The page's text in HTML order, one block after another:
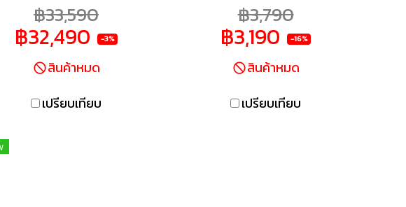
ดีทีวี จาก SONY อัจฉริยภาพ
เพื่อความสมบูรณ์แบบที่ถูก
อกแบบให้มีรูปลักษณ์สวยงาม
เรียบหรู พร้อมด้วย
ประสิทธิภาพในการแสดงผลที่
ตระการตา ช่วยปรับภาพให้
เหมาะสมกับสภาพแวดล้อมใน
ย่างราบรื่น สมจริง สีคอนท
฿33,590
฿32,490 -3%
สินค้าหมด
เปรียบเทียบ
เตรียมสัมผัสระบบเสียงสำหรับ
การเล่นเกมยุคใหม่ ด้วยชุดหูฟัง
ไร้สาย PULSE 3D สำหรับ PS5
เพลิดเพลินไปกับการรับฟัง
เสียงแบบไร้สาย ไร้รอยต่อ
฿3,790
฿3,190 -16%
สินค้าหมด
เปรียบเทียบ